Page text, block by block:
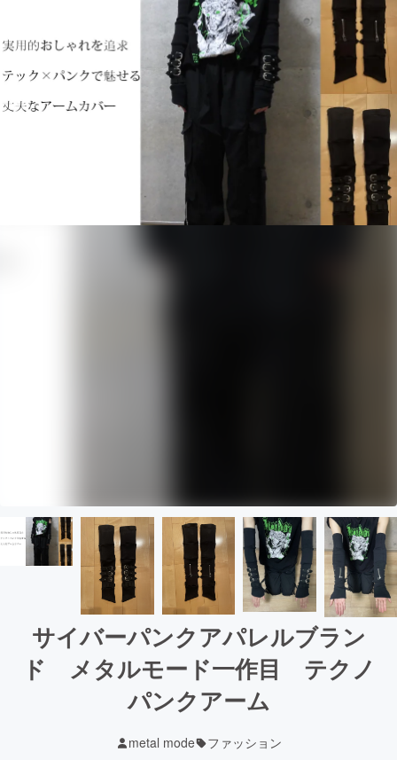
サイバーパンクアパレルブラン
ド メタルモード一作目 テクノ
パンクアーム
metal mode ファッション